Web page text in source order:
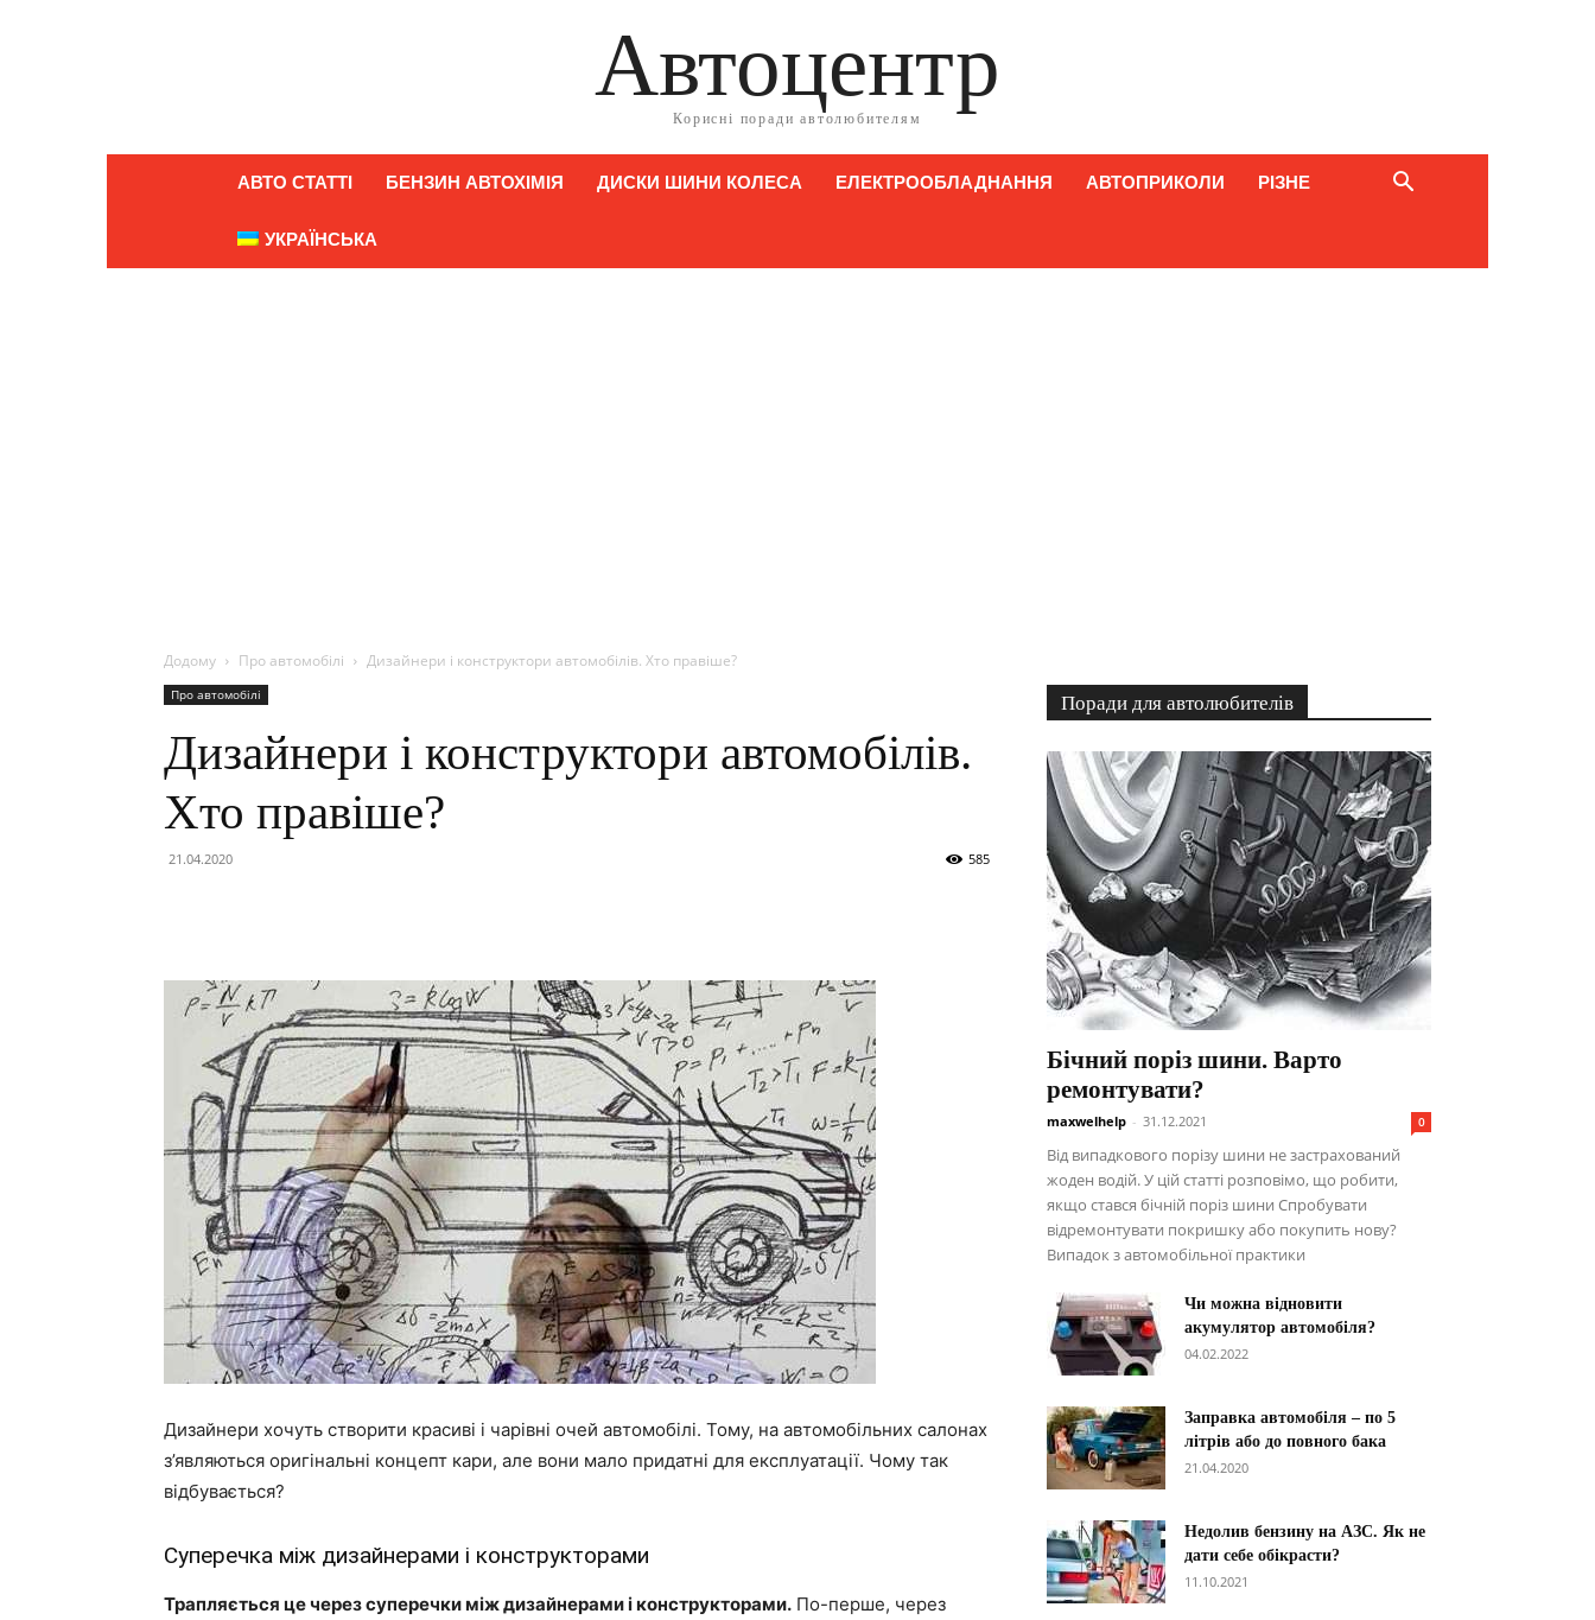
Автоцентр
Корисні поради автолюбителям
АВТО СТАТТІ БЕНЗИН АВТОХІМІЯ ДИСКИ ШИНИ КОЛЕСА ЕЛЕКТРООБЛАДНАННЯ АВТОПРИКОЛИ РІЗНЕ
УКРАЇНСЬКА
Додому Про автомобілі Дизайнери і конструктори автомобілів. Хто правіше?
Про автомобілі
Дизайнери і конструктори автомобілів.
Хто правіше?
21.04.2020 585
Дизайнери хочуть створити красиві і чарівні очей автомобілі. Тому, на автомобільних салонах
з’являються оригінальні концепт кари, але вони мало придатні для експлуатації. Чому так
відбувається?
Суперечка між дизайнерами і конструкторами
Трапляється це через суперечки між дизайнерами і конструкторами. По-перше, через
Поради для автолюбителів
Бічний поріз шини. Варто
ремонтувати?
maxwelhelp - 31.12.2021 0
Від випадкового порізу шини не застрахований
жоден водій. У цій статті розповімо, що робити,
якщо стався бічній поріз шини Спробувати
відремонтувати покришку або покупить нову?
Випадок з автомобільної практики
Чи можна відновити
акумулятор автомобіля?
04.02.2022
Заправка автомобіля – по 5
літрів або до повного бака
21.04.2020
Недолив бензину на АЗС. Як не
дати себе обікрасти?
11.10.2021